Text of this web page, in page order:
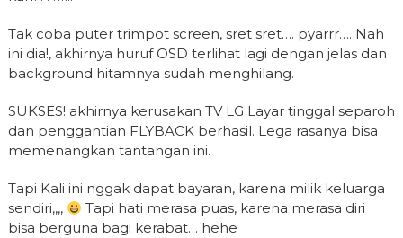
Tak coba puter trimpot screen, sret sret…. pyarrr…. Nah
ini dia!, akhirnya huruf OSD terlihat lagi dengan jelas dan
background hitamnya sudah menghilang.
SUKSES! akhirnya kerusakan TV LG Layar tinggal separoh
dan penggantian FLYBACK berhasil. Lega rasanya bisa
memenangkan tantangan ini.
Tapi Kali ini nggak dapat bayaran, karena milik keluarga
sendiri,,,,
Tapi hati merasa puas, karena merasa diri
bisa berguna bagi kerabat… hehe